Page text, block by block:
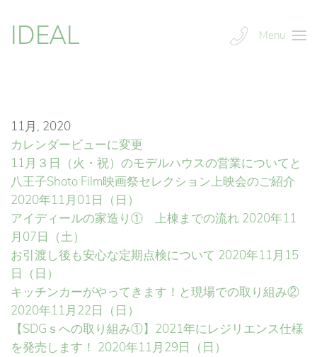
IDEAL Menu
11月, 2020
カレンダービューに変更
11月３日（火・祝）のモデルハウスの営業についてと
八王子Shoto Film映画祭セレクション上映会のご紹介
2020年11月01日（日）
アイディールの家造り① 上棟までの流れ 2020年11
月07日（土）
お引渡し後も安心な定期点検について 2020年11月15
日（日）
キッチンカーがやってきます！と現場での取り組み②
2020年11月22日（日）
【SDGｓへの取り組み①】2021年にレジリエンス仕様
を発売します！ 2020年11月29日（日）